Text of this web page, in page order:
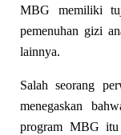
MBG memiliki
pemenuhan gizi
lainnya.
Salah seorang
menegaskan
program MBG itu